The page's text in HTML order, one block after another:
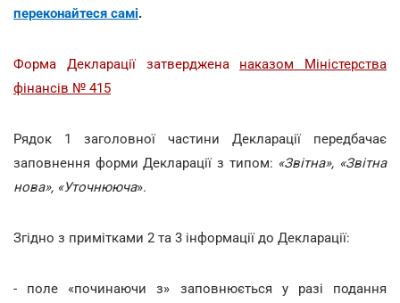
переконайтеся самі.
Форма Декларації затверджена наказом Міністерства
фінансів № 415
Рядок 1 заголовної частини Декларації передбачає
заповнення форми Декларації з типом: «Звітна», «Звітна
нова», «Уточнююча».
Згідно з примітками 2 та 3 інформації до Декларації:
- поле «починаючи з» заповнюється у разі подання